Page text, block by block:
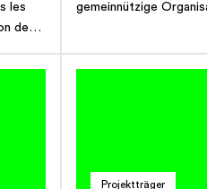
les
des
les
gemeinnützige
Projektträger